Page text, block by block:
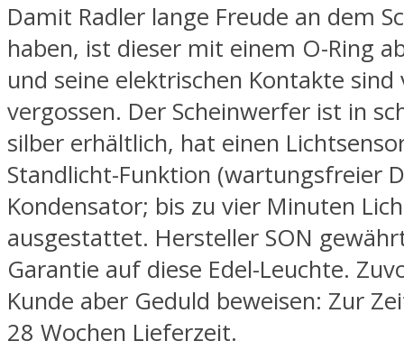
Damit Radler lange Freude an dem
haben, ist dieser mit einem O-Ring
und seine elektrischen Kontakte
vergossen. Der Scheinwerfer ist in
silber erhältlich, hat einen
Standlicht-Funktion (wartungsfreier
Kondensator; bis zu vier Minuten
ausgestattet. Hersteller SON
Garantie auf diese Edel-Leuchte.
Kunde aber Geduld beweisen: Zur
28 Wochen Lieferzeit.